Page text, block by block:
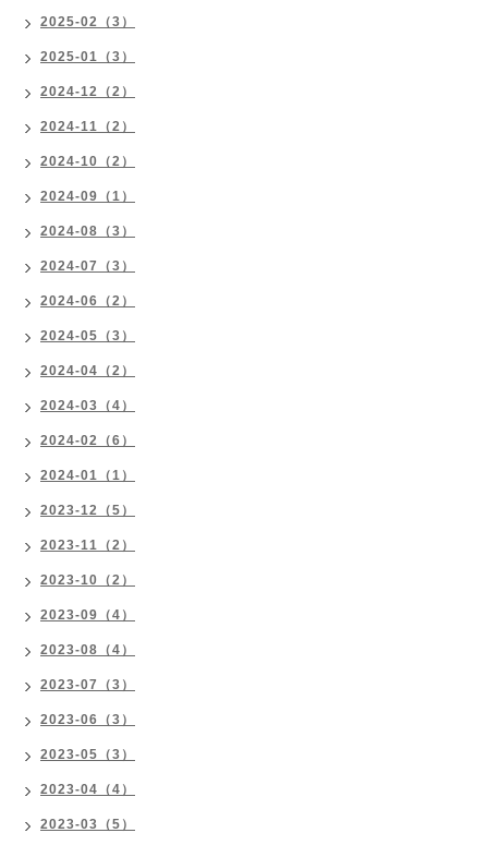
2025-02（3）
2025-01（3）
2024-12（2）
2024-11（2）
2024-10（2）
2024-09（1）
2024-08（3）
2024-07（3）
2024-06（2）
2024-05（3）
2024-04（2）
2024-03（4）
2024-02（6）
2024-01（1）
2023-12（5）
2023-11（2）
2023-10（2）
2023-09（4）
2023-08（4）
2023-07（3）
2023-06（3）
2023-05（3）
2023-04（4）
2023-03（5）